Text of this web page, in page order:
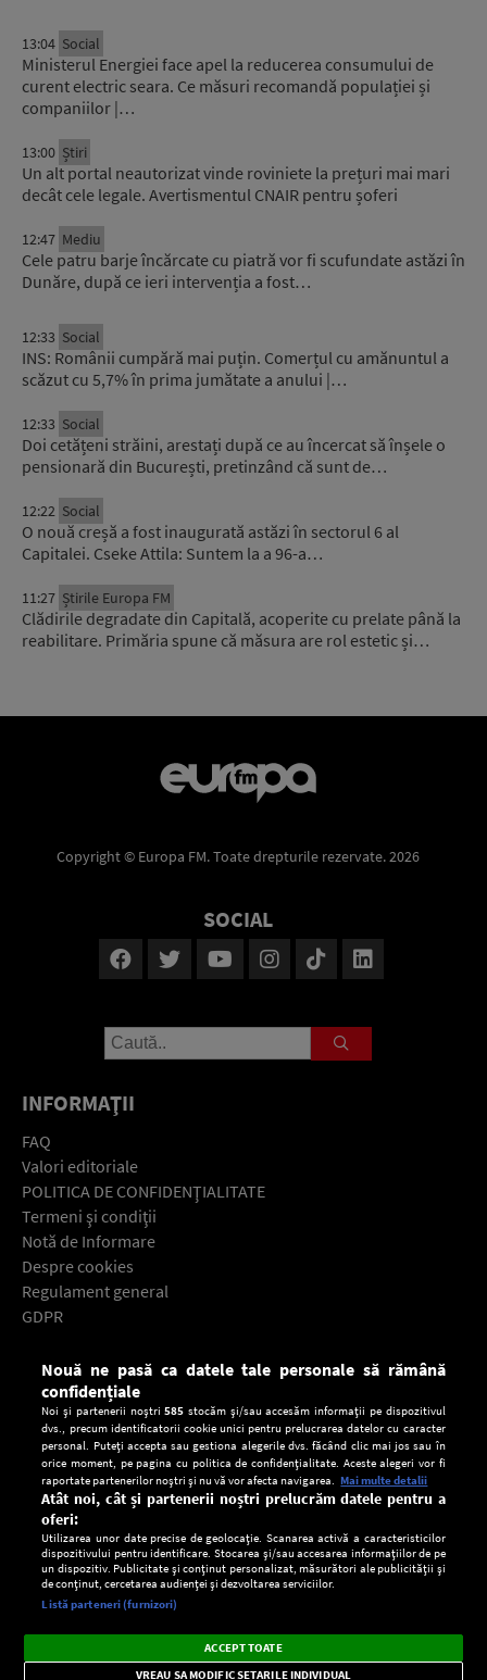
13:04 Social
Ministerul Energiei face apel la reducerea consumului de
curent electric seara. Ce măsuri recomandă populației și
companiilor |…
13:00 Știri
Un alt portal neautorizat vinde roviniete la prețuri mai mari
decât cele legale. Avertismentul CNAIR pentru șoferi
12:47 Mediu
Cele patru barje încărcate cu piatră vor fi scufundate astăzi în
Dunăre, după ce ieri intervenția a fost…
12:33 Social
INS: Românii cumpără mai puțin. Comerțul cu amănuntul a
scăzut cu 5,7% în prima jumătate a anului |…
12:33 Social
Doi cetățeni străini, arestați după ce au încercat să înșele o
pensionară din București, pretinzând că sunt de…
12:22 Social
O nouă creșă a fost inaugurată astăzi în sectorul 6 al
Capitalei. Cseke Attila: Suntem la a 96-a…
11:27 Știrile Europa FM
Clădirile degradate din Capitală, acoperite cu prelate până la
reabilitare. Primăria spune că măsura are rol estetic și…
Copyright © Europa FM. Toate drepturile rezervate. 2026
SOCIAL
INFORMAŢII
FAQ
Valori editoriale
POLITICA DE CONFIDENŢIALITATE
Termeni şi condiţii
Notă de Informare
Despre cookies
Regulament general
GDPR
Descarcă gratuit aplicaţia Europa FM pentru smartphone:
Setări:
Dark
Mode
Radio live, podcasturi, știri și alerte
importante.
×
Nouă ne pasă ca datele tale personale să rămână
confidențiale
Noi și partenerii noștri585 stocăm și/sau accesăm informații pe dispozitivul
dvs., precum identificatorii cookie unici pentru prelucrarea datelor cu caracter
personal. Puteți accepta sau gestiona alegerile dvs. făcând clic mai jos sau în
orice moment, pe pagina cu politica de confidențialitate. Aceste alegeri vor fi
raportate partenerilor noștri și nu vă vor afecta navigarea. Mai multe detalii
Atât noi, cât și partenerii noștri prelucrăm datele pentru a
oferi:
Utilizarea unor date precise de geolocație. Scanarea activă a caracteristicilor
dispozitivului pentru identificare. Stocarea și/sau accesarea informațiilor de pe
un dispozitiv. Publicitate și conținut personalizat, măsurători ale publicității și
de conținut, cercetarea audienței și dezvoltarea serviciilor.
Listă parteneri (furnizori)
ACCEPT TOATE
VREAU SA MODIFIC SETARILE INDIVIDUAL